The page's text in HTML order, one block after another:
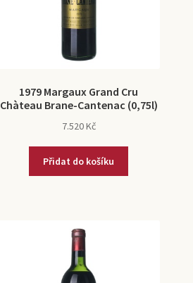
1979 Margaux Grand Cru
Chàteau Brane-Cantenac (0,75l)
7.520Kč
Přidat do košíku